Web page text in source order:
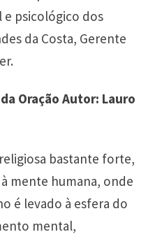
psicológico dos
da Costa, Gerente
Oração Autor: Lauro
bastante forte,
mente humana, onde
é levado à esfera do
mental,